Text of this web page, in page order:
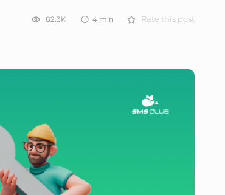
82.3K 4 min Rate this post